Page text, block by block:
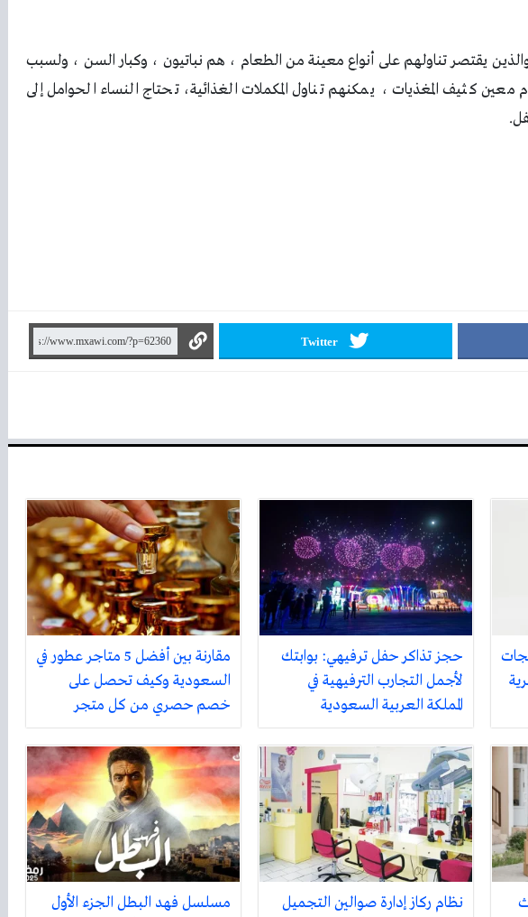
يقتصر تناولهم على أنواع معينة من الطعام ، هم نباتيون ، وكبار السن ، ولسبب
كثيف المغذيات ، يمكنهم تناول المكملات الغذائية، تحتاج النساء الحوامل إلى
Twitter
حجز تذاكر حفل ترفيهي: بوابتك
لأجمل التجارب الترفيهية في
المملكة العربية السعودية
مقارنة بين أفضل 5 متاجر عطور في
السعودية وكيف تحصل على
خصم حصري من كل متجر
نظام ركاز إدارة صوالين التجميل
مسلسل فهد البطل الجزء الأول